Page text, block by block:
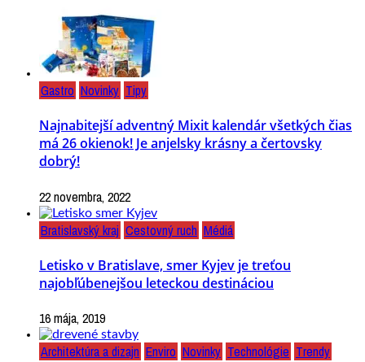
Gastro Novinky Tipy
Najnabitejší adventný Mixit kalendár všetkých čias
má 26 okienok! Je anjelsky krásny a čertovsky
dobrý!
22 novembra, 2022
Bratislavský kraj Cestovný ruch Médiá
Letisko v Bratislave, smer Kyjev je treťou
najobľúbenejšou leteckou destináciou
16 mája, 2019
Architektúra a dizajn Enviro Novinky Technológie Trendy